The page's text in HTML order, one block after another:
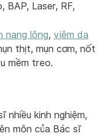
BAP, Laser, RF,
nang lông, viêm da
thịt, mụn cơm, nốt
mềm treo.
nhiều kinh nghiệm,
môn của Bác sĩ